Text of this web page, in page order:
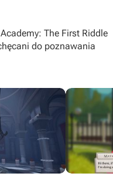
The First Riddle
do poznawania